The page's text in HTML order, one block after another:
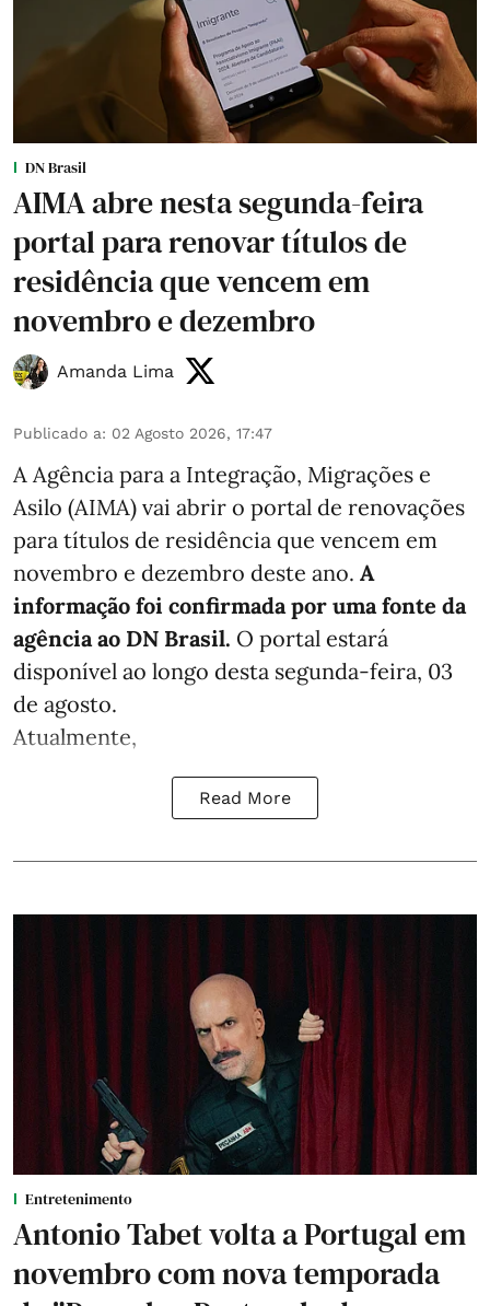
DN Brasil
AIMA abre nesta segunda-feira
portal para renovar títulos de
residência que vencem em
novembro e dezembro
Amanda Lima
Publicado a: 02 Agosto 2026, 17:47
A Agência para a Integração, Migrações e
Asilo (AIMA) vai abrir o portal de renovações
para títulos de residência que vencem em
novembro e dezembro deste ano. A
informação foi confirmada por uma fonte da
agência ao DN Brasil. O portal estará
disponível ao longo desta segunda-feira, 03
de agosto.
Atualmente,
Read More
Entretenimento
Antonio Tabet volta a Portugal em
novembro com nova temporada